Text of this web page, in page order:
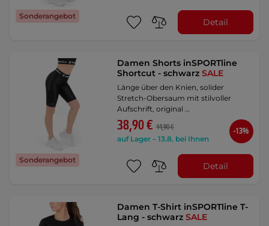
Sonderangebot
Detail
Sonderangebot
Damen Shorts inSPORTline
Shortcut - schwarzSALE
Länge über den Knien, solider
Stretch-Obersaum mit stilvoller
Aufschrift, original …
38,90 € 44,90 €
auf Lager – 13.8. bei Ihnen
-13%
Detail
Damen T-Shirt inSPORTline T-
Lang - schwarzSALE